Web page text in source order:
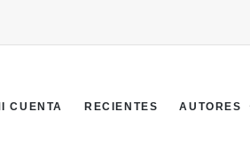
CUENTA RECIENTES AUTORES